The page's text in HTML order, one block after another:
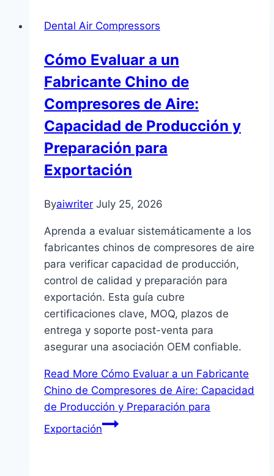
Dental Air Compressors
Cómo Evaluar a un
Fabricante Chino de
Compresores de Aire:
Capacidad de Producción y
Preparación para
Exportación
Byaiwriter July 25, 2026
Aprenda a evaluar sistemáticamente a los
fabricantes chinos de compresores de aire
para verificar capacidad de producción,
control de calidad y preparación para
exportación. Esta guía cubre
certificaciones clave, MOQ, plazos de
entrega y soporte post-venta para
asegurar una asociación OEM confiable.
Read More Cómo Evaluar a un Fabricante
Chino de Compresores de Aire: Capacidad
de Producción y Preparación para
Exportación